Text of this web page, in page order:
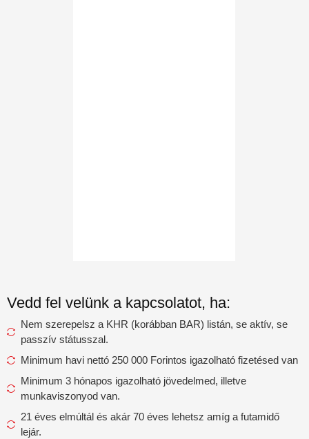
Vedd fel velünk a kapcsolatot, ha:
Nem szerepelsz a KHR (korábban BAR) listán, se aktív, se
passzív státusszal.
Minimum havi nettó 250 000 Forintos igazolható fizetésed van
Minimum 3 hónapos igazolható jövedelmed, illetve
munkaviszonyod van.
21 éves elmúltál és akár 70 éves lehetsz amíg a futamidő
lejár.